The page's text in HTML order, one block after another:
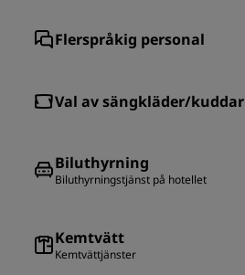
Flerspråkig personal
Val av sängkläder/kuddar
Biluthyrning
Biluthyrningstjänst på hotellet
Kemtvätt
Kemtvättjänster